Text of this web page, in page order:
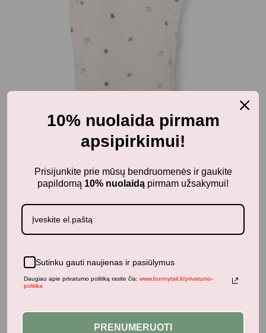
Kūdikiams
vėžliukais
37,59 €
Panašūs produktai
10% nuolaida pirmam
apsipirkimui!
Prisijunkite prie mūsų bendruomenės ir gaukite
papildomą 10% nuolaidą pirmam užsakymui!
Sutinku gauti naujienas ir pasiūlymus
Daugiau apie privatumo politiką rasite čia: www.bunnytail.lt/privatumo-
politika
PRENUMERUOTI